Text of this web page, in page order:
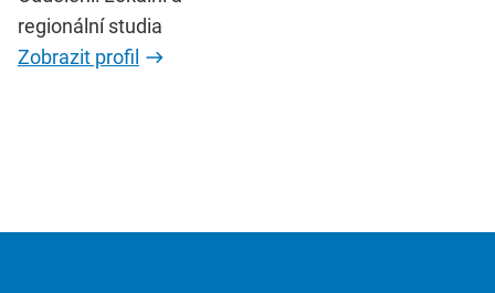
regionální studia
Zobrazit profil